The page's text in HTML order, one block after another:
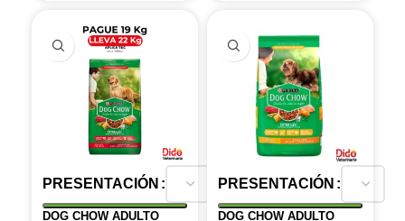
PRESENTACIÓN
DOG CHOW ADULTO
PRESENTACIÓN
DOG CHOW ADULTO